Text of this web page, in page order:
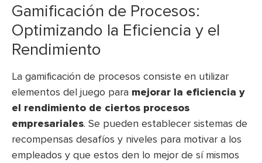
Gamificación de Procesos:
Optimizando la Eficiencia y el
Rendimiento
La gamificación de procesos consiste en utilizar
elementos del juego para mejorar la eficiencia y
el rendimiento de ciertos procesos
empresariales. Se pueden establecer sistemas de
recompensas desafíos y niveles para motivar a los
empleados y que estos den lo mejor de sí mismos